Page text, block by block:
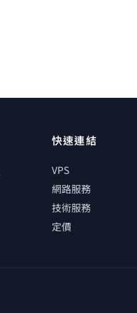
快速連結
VPS
網路服務
技術服務
定價